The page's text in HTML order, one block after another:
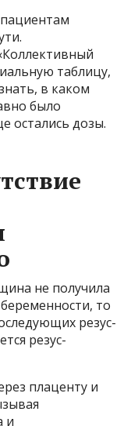
таблицу,
в каком
было
остались дозы.
не получила
то
резус-
резус-
плаценту и
и